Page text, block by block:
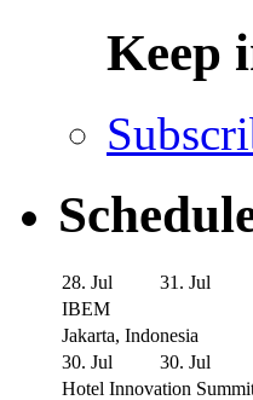
Keep
28. Jul
31. Jul
IBEM
Jakarta, Indonesia
30. Jul
30. Jul
Hotel Innovation